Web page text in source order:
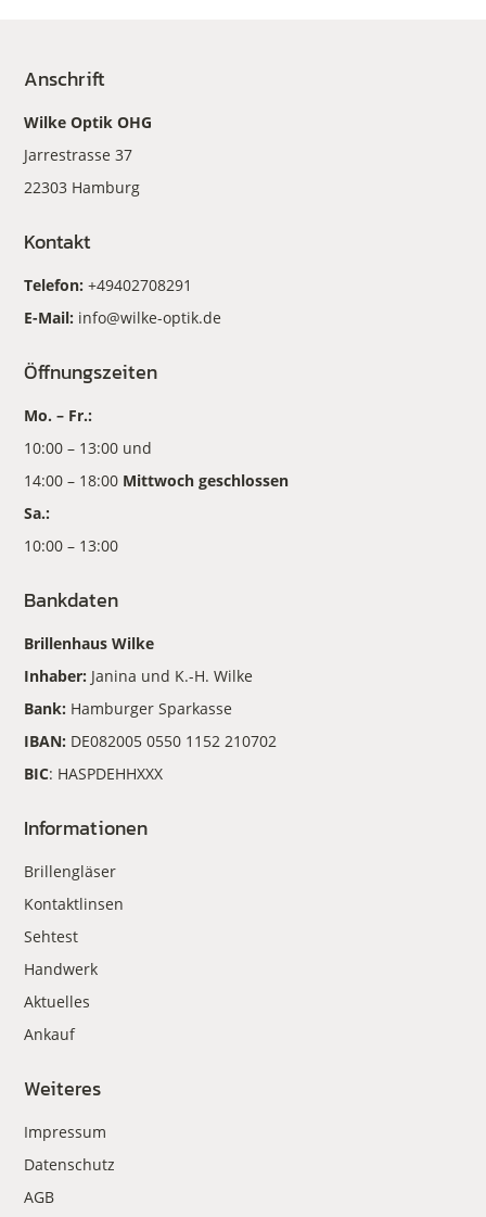
Anschrift
Wilke Optik OHG
Jarrestrasse 37
22303 Hamburg
Kontakt
Telefon:+49402708291
E-Mail: info@wilke-optik.de
Öffnungszeiten
Mo. – Fr.:
10:00 – 13:00 und
14:00 – 18:00 Mittwoch geschlossen
Sa.:
10:00 – 13:00
Bankdaten
Brillenhaus Wilke
Inhaber: Janina und K.-H. Wilke
Bank: Hamburger Sparkasse
IBAN: DE082005 0550 1152 210702
BIC: HASPDEHHXXX
Informationen
Brillengläser
Kontaktlinsen
Sehtest
Handwerk
Aktuelles
Ankauf
Weiteres
Impressum
Datenschutz
AGB